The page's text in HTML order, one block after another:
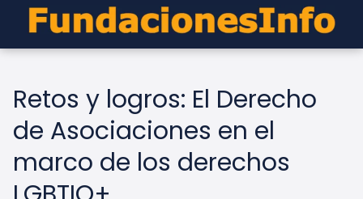
Retos y logros: El Derecho
de Asociaciones en el
marco de los derechos